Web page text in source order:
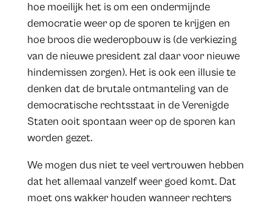
hoe moeilijk het is om een ondermijnde
democratie weer op de sporen te krijgen en
hoe broos die wederopbouw is (de verkiezing
van de nieuwe president zal daar voor nieuwe
hindernissen zorgen). Het is ook een illusie te
denken dat de brutale ontmanteling van de
democratische rechtsstaat in de Verenigde
Staten ooit spontaan weer op de sporen kan
worden gezet.
We mogen dus niet te veel vertrouwen hebben
dat het allemaal vanzelf weer goed komt. Dat
moet ons wakker houden wanneer rechters